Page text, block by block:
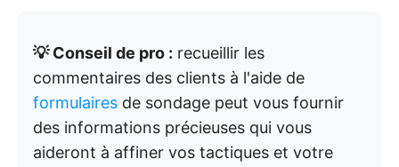
💡 Conseil de pro : recueillir les
commentaires des clients à l'aide de
formulaires de sondage peut vous fournir
des informations précieuses qui vous
aideront à affiner vos tactiques et votre